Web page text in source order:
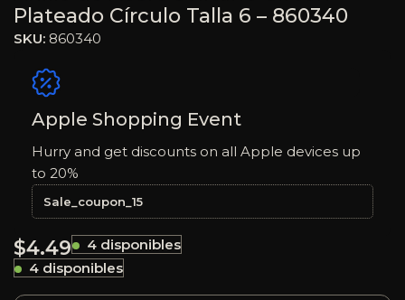
Plateado Círculo Talla 6 – 860340
SKU: 860340
Apple Shopping Event
Hurry and get discounts on all Apple devices up
to 20%
Sale_coupon_15
$4.49
4 disponibles
4 disponibles